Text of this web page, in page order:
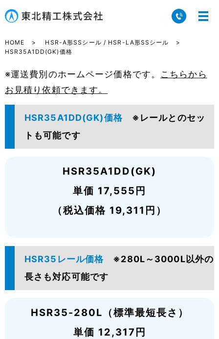
HOME
HSR-A形SSシール / HSR-LA形SSシール
HSR35A1DD(GK)価格
※運送費別のホームページ価格です。 こちらから
お見積り依頼できます。
HSR35A1DD(GK)価格 ※レールとのセッ
トも可能です
HSR35A1DD(GK)
単価 17,555円
（税込価格 19,311円）
HSR35レール価格 ※280L～3000L以外の
長さも対応可能です
HSR35-280L（標準最短長さ）
単価 12,317円